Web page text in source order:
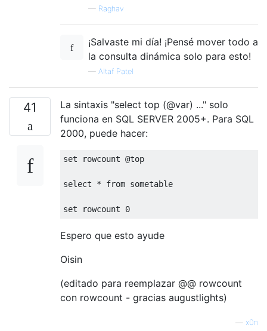
— Raghav
¡Salvaste mi día! ¡Pensé mover todo a
la consulta dinámica solo para esto!
— Altaf Patel
41
La sintaxis "select top (@var) ..." solo
funciona en SQL SERVER 2005+. Para SQL
2000, puede hacer:
set rowcount @top
select * from sometable
set rowcount 0
Espero que esto ayude
Oisin
(editado para reemplazar @@ rowcount
con rowcount - gracias augustlights)
x0n